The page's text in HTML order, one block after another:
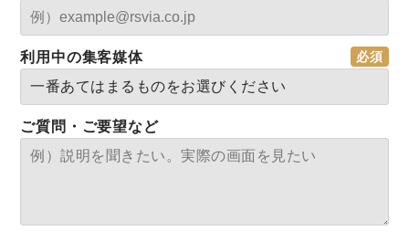
利用中の集客媒体
ご質問・ご要望など